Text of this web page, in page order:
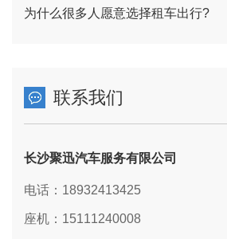
为什么很多人愿意选择租车出行?
联系我们
长沙聚迅汽车服务有限公司
电话：18932413425
座机：15111240008